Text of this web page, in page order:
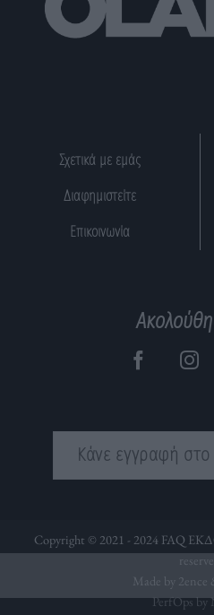
Σχετικά με εμάς
Διαφημιστείτε
Επικοινωνία
Κάνε εγγραφή
Copyright © 2021 - 2024 FAQ
Made by 2ence
PerfOps by